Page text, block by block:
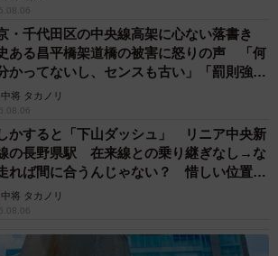
・千代田区の中央線高架に心ない落書き
ある昌平橋架道橋の被害に怒りの声 「何
かってないし、センスも古い」「罰則強化
」
中将 タカノリ
かすると「下山ダッシュ」 リニア中央新
の長野県駅 在来線との乗り継ぎなし→な
れば間に合うんじゃない？ 惜しい位置関
反響
中将 タカノリ